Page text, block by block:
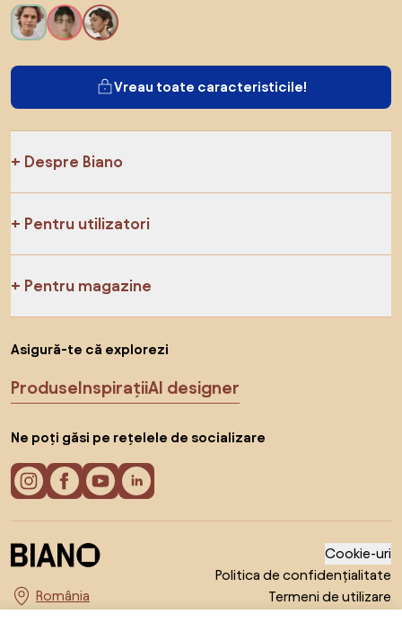
Vreau toate caracteristicile!
Despre Biano
Pentru utilizatori
Pentru magazine
Asigură-te că explorezi
ProduseInspirațiiAI designer
Ne poți găsi pe rețelele de socializare
Alege țara
Cookie-uri
Politica de confidențialitate
Termeni de utilizare